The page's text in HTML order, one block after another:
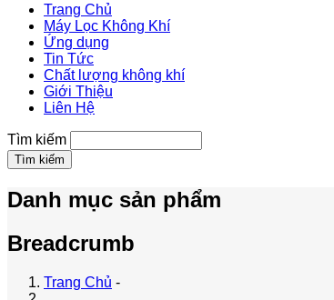
Trang Chủ
Máy Lọc Không Khí
Ứng dụng
Tin Tức
Chất lượng không khí
Giới Thiệu
Liên Hệ
Tìm kiếm
Danh mục sản phẩm
Breadcrumb
Trang Chủ -